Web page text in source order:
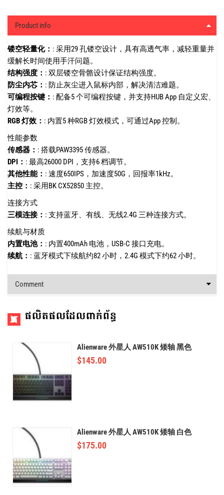
Product info
镂空轻量化： : 采用29 孔镂空设计，具有高透气率，减轻重量并
缓解长时间使用手汗问题。
结构强度： : 双层镂空骨骼设计保证结构强度。
防尘内芯： : 防止灰尘进入鼠标内部，解决清洁难题。
可编程按键： : 配备5 个可编程按键，并支持HUB App 自定义宏、
灯效等。
RGB 灯效： : 内置5 种RGB 灯效模式，可通过App 控制。
性能参数
传感器： : 搭载PAW3395 传感器。
DPI： : 最高26000 DPI，支持6 档调节。
其他性能： : 速度650IPS，加速度50G，回报率1kHz。
主控： : 采用BK CX52850 主控。
连接方式
三模连接： : 支持蓝牙、有线、无线2.4G 三种连接方式。
续航与材质
内置电池： : 内置400mAh 电池，USB-C 接口充电。
续航： : 蓝牙模式下续航约82 小时，2.4G 模式下约62 小时。
Comment
ផលិតផលដែលពាក់ព័ន្ធ
Alienware 外星人 AW510K 矮轴 黑色
$145.00
Alienware 外星人 AW510K 矮轴 白色
$175.00